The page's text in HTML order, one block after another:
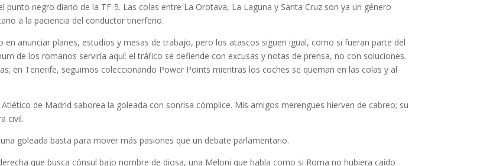
punto negro diario de la TF-5. Las colas entre La Orotava, La Laguna y Santa Cruz son ya un género
a la paciencia del conductor tinerfeño.
en anunciar planes, estudios y mesas de trabajo, pero los atascos siguen igual, como si fueran parte del
de los romanos serviría aquí: el tráfico se defiende con excusas y notas de prensa, no con soluciones.
en Tenerife, seguimos coleccionando Power Points mientras los coches se queman en las colas y al
de Madrid saborea la goleada con sonrisa cómplice. Mis amigos merengues hierven de cabreo; su
civil.
goleada basta para mover más pasiones que un debate parlamentario.
que busca cónsul bajo nombre de diosa, una Meloni que habla como si Roma no hubiera caído